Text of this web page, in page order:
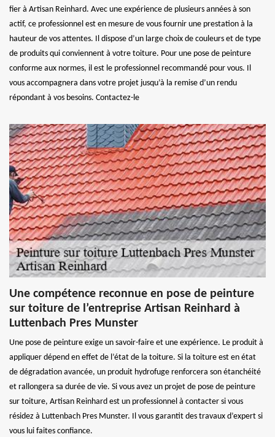
fier à Artisan Reinhard. Avec une expérience de plusieurs années à son
actif, ce professionnel est en mesure de vous fournir une prestation à la
hauteur de vos attentes. Il dispose d’un large choix de couleurs et de type
de produits qui conviennent à votre toiture. Pour une pose de peinture
conforme aux normes, il est le professionnel recommandé pour vous. Il
vous accompagnera dans votre projet jusqu’à la remise d’un rendu
répondant à vos besoins. Contactez-le
Une compétence reconnue en pose de peinture
sur toiture de l’entreprise Artisan Reinhard à
Luttenbach Pres Munster
Une pose de peinture exige un savoir-faire et une expérience. Le produit à
appliquer dépend en effet de l’état de la toiture. Si la toiture est en état
de dégradation avancée, un produit hydrofuge renforcera son étanchéité
et rallongera sa durée de vie. Si vous avez un projet de pose de peinture
sur toiture, Artisan Reinhard est un professionnel à contacter si vous
résidez à Luttenbach Pres Munster. Il vous garantit des travaux d’expert si
vous lui faites confiance.